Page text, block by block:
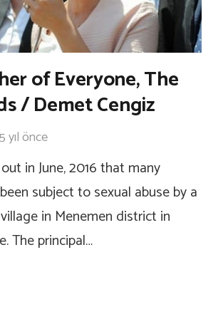
of Everyone, The
/ Demet Cengiz
5 yıl önce
in June, 2016 that many
subject to sexual abuse by a
in Menemen district in
The principal…